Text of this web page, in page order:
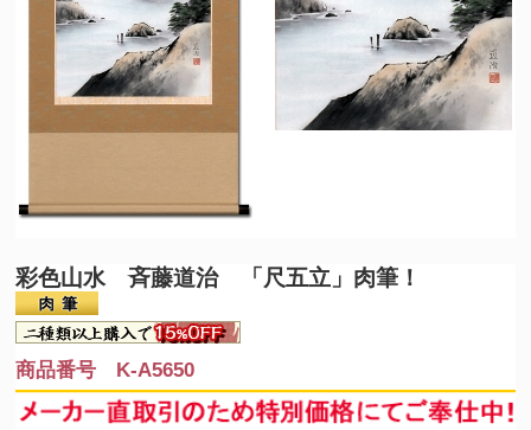
彩色山水 斉藤道治 「尺五立」肉筆！
商品番号 K-A5650